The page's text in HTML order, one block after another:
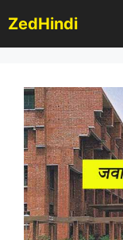
to
content
ZedHindi